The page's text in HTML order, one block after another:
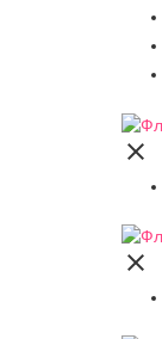

